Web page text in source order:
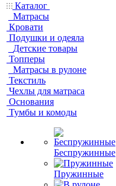
Каталог
Матрасы
Кровати
Подушки и одеяла
Детские товары
Топперы
Матрасы в рулоне
Текстиль
Чехлы для матраса
Основания
Тумбы и комоды
Беспружинные
Пружинные